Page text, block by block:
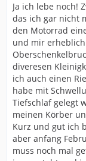
Ja ich lebe noch!
das ich gar nicht
den Motorrad
und mir erheblich
diveresen
ich auch einen
habe mit
Tiefschlaf gelegt
meinen Körber
Kurz und gut ich
aber anfang
muss noch mal